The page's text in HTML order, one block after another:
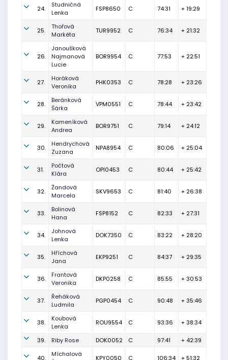
24.
Studničná
Lenka
FSP8650 C 74:31 + 19:29
25.
Thořová
Markéta
TUR9952 C 76:34 + 21:32
26.
Janoušková
Najmanová
Lucie
BOR9954 C 77:53 + 22:51
27.
Horáková
Veronika
PHK0353 C 78:28 + 23:26
28.
Beránková
Šárka
VPM0551 C 78:44 + 23:42
29.
Kameníková
Andrea
BOR9751 C 79:14 + 24:12
30.
Hendrychová
Zuzana
NPA8954 C 80:06 + 25:04
31.
Počtová
Klára
OPI0453 C 80:44 + 25:42
32.
Žandová
Marcela
SKV9653 C 81:40 + 26:38
33.
Bolinová
Hana
FSP8152 C 82:33 + 27:31
34.
Johnová
Lenka
DOK7350 C 83:22 + 28:20
35.
Hříchová
Jana
EKP9251 C 84:37 + 29:35
36.
Frantová
Veronika
DKP0258 C 85:55 + 30:53
37.
Řeháková
Ludmila
PGP0454 C 90:48 + 35:46
38.
Koubová
Lenka
ROU9554 C 93:36 + 38:34
39. Riby Rose DOK0052 C 97:41 + 42:39
40.
Míchalová
KPY0050 C 106:34 + 51:32